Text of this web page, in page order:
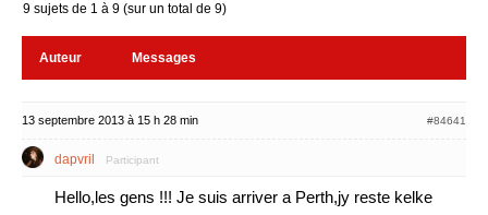
9 sujets de 1 à 9 (sur un total de 9)
Auteur Messages
13 septembre 2013 à 15 h 28 min #84641
dapvril Participant
Hello,les gens !!! Je suis arriver a Perth,jy reste kelke